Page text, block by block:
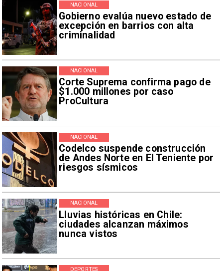
Gobierno evalúa nuevo estado de
excepción en barrios con alta
criminalidad
NACIONAL
Corte Suprema confirma pago de
$1.000 millones por caso
ProCultura
NACIONAL
Codelco suspende construcción
de Andes Norte en El Teniente por
riesgos sísmicos
NACIONAL
Lluvias históricas en Chile:
ciudades alcanzan máximos
nunca vistos
NACIONAL
DEPORTES